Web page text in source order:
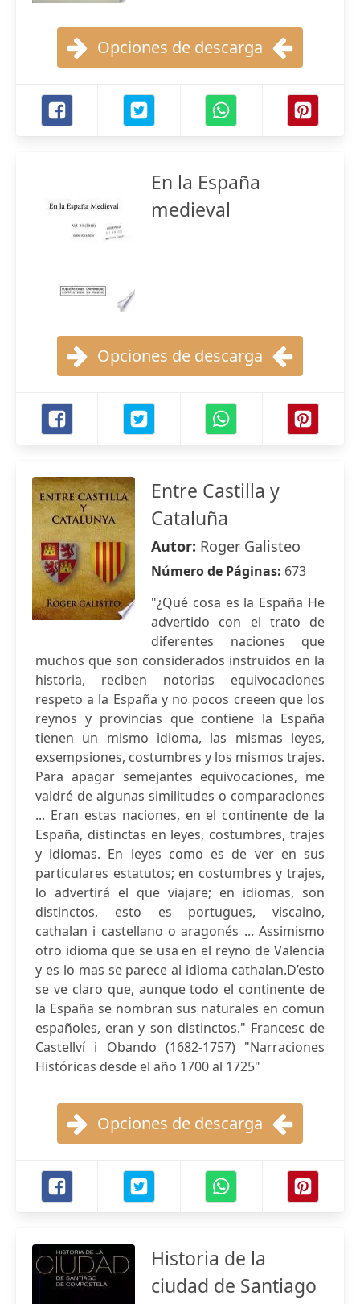
Opciones de descarga
En la España
medieval
Opciones de descarga
Entre Castilla y
Cataluña
Autor: Roger Galisteo
Número de Páginas: 673
"¿Qué cosa es la España He
advertido con el trato de
diferentes naciones que
muchos que son considerados instruidos en la
historia, reciben notorias equivocaciones
respeto a la España y no pocos creeen que los
reynos y provincias que contiene la España
tienen un mismo idioma, las mismas leyes,
exsempsiones, costumbres y los mismos trajes.
Para apagar semejantes equivocaciones, me
valdré de algunas similitudes o comparaciones
... Eran estas naciones, en el continente de la
España, distinctas en leyes, costumbres, trajes
y idiomas. En leyes como es de ver en sus
particulares estatutos; en costumbres y trajes,
lo advertirá el que viajare; en idiomas, son
distinctos, esto es portugues, viscaino,
cathalan i castellano o aragonés ... Assimismo
otro idioma que se usa en el reyno de Valencia
y es lo mas se parece al idioma cathalan.D’esto
se ve claro que, aunque todo el continente de
la España se nombran sus naturales en comun
españoles, eran y son distinctos." Francesc de
Castellví i Obando (1682-1757) "Narraciones
Históricas desde el año 1700 al 1725"
Opciones de descarga
Historia de la
ciudad de Santiago